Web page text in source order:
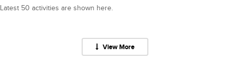
Latest 50 activities are shown here.
View More